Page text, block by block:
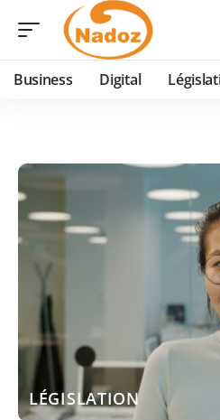
Business Digital
LÉGISLATION